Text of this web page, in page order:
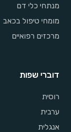
מנתחי כלי דם
מומחי טיפול בכאב
מרכזים רפואיים
דוברי שפות
רוסית
ערבית
אנגלית